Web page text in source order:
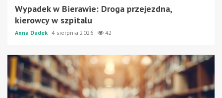
Wypadek w Bierawie: Droga przejezdna,
kierowcy w szpitalu
Anna Dudek 4 sierpnia 2026 42